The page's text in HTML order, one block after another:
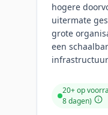
hogere
uitermate
grote
een
20+ op
8 dagen)